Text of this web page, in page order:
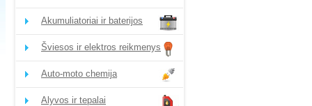
Akumuliatoriai ir baterijos
Šviesos ir elektros reikmenys
Auto-moto chemija
Alyvos ir tepalai